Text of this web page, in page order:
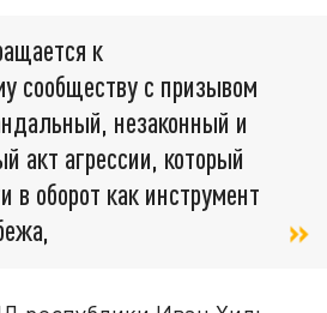
к
сообществу с призывом
незаконный и
акт агрессии, который
в оборот как инструмент